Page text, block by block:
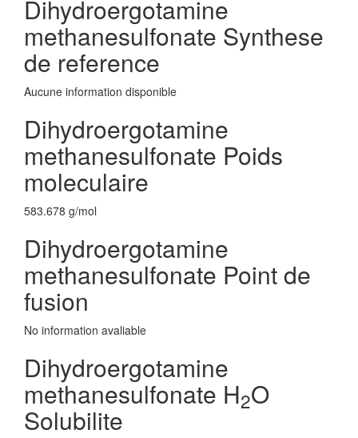
Dihydroergotamine
methanesulfonate Synthese
de reference
Aucune information disponible
Dihydroergotamine
methanesulfonate Poids
moleculaire
583.678 g/mol
Dihydroergotamine
methanesulfonate Point de
fusion
No information avaliable
Dihydroergotamine
methanesulfonate H2O
Solubilite